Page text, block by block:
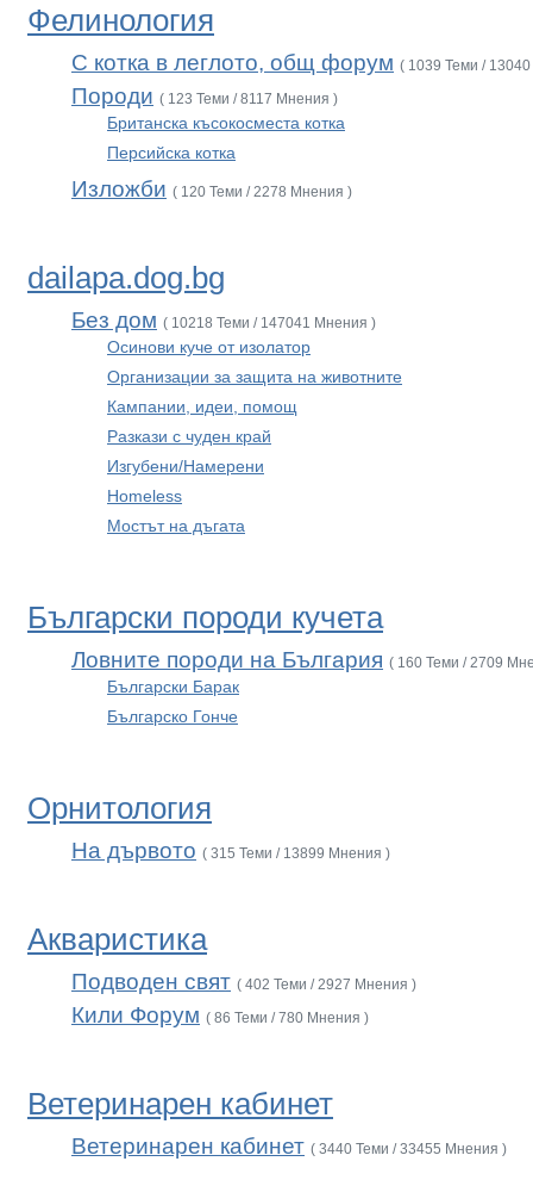
Фелинология
С котка в леглото, общ форум ( 1039 Теми /
Породи ( 123 Теми / 8117 Мнения )
Британска късокосместа котка
Персийска котка
Изложби ( 120 Теми / 2278 Мнения )
dailapa.dog.bg
Без дом ( 10218 Теми / 147041 Мнения )
Осинови куче от изолатор
Организации за защита на животните
Кампании, идеи, помощ
Разкази с чуден край
Изгубени/Намерени
Homeless
Мостът на дъгата
Български породи кучета
Ловните породи на България ( 160 Теми / 2709
Български Барак
Българско Гонче
Орнитология
На дървото ( 315 Теми / 13899 Мнения )
Акваристика
Подводен свят ( 402 Теми / 2927 Мнения )
Кили Форум ( 86 Теми / 780 Мнения )
Ветеринарен кабинет
Ветеринарен кабинет ( 3440 Теми / 33455 Мнения )